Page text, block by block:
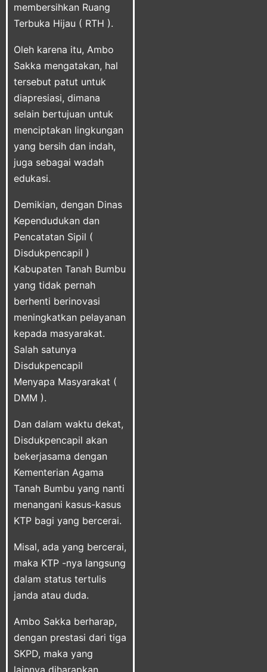
membersihkan Ruang
Terbuka Hijau ( RTH ).
Oleh karena itu, Ambo
Sakka mengatakan, hal
tersebut patut untuk
diapresiasi, dimana
selain bertujuan untuk
menciptakan lingkungan
yang bersih dan indah,
juga sebagai wadah
edukasi.
Demikian, dengan Dinas
Kependudukan dan
Pencatatan Sipil (
Disdukpencapil )
Kabupaten Tanah Bumbu
yang tidak pernah
berhenti berinovasi
meningkatkan pelayanan
kepada masyarakat.
Salah satunya
Disdukpencapil
Menyapa Masyarakat (
DMM ).
Dan dalam waktu dekat,
Disdukpencapil akan
bekerjasama dengan
Kementerian Agama
Tanah Bumbu yang nanti
menangani kasus-kasus
KTP bagi yang bercerai.
Misal, ada yang bercerai,
maka KTP -nya langsung
dalam status tertulis
janda atau duda.
Ambo Sakka berharap,
dengan prestasi dari tiga
SKPD, maka yang
lainnya diharapkan